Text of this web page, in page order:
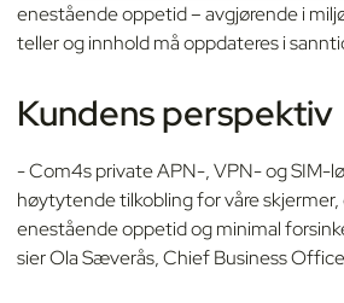
enestående oppetid – avgjørende i
teller og innhold må oppdateres i
Kundens perspektiv
- Com4s private APN-, VPN- og SIM-
høytytende tilkobling for våre skjermer,
enestående oppetid og minimal
sier Ola Sæverås, Chief Business